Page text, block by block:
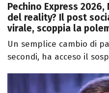
Pechino Express
del reality? Il post
virale, scoppia la
Un semplice cambio di
secondi, ha acceso il